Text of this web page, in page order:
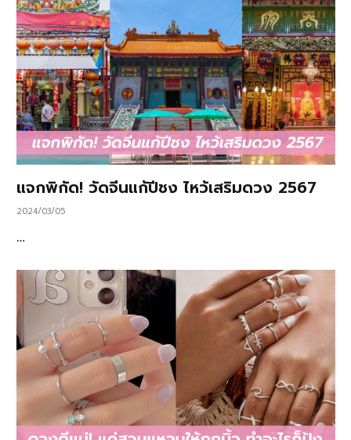
แจกพิกัด! วัดจีนแก้ปีชง ไหว้เสริมดวง 2567
2024/03/05
…